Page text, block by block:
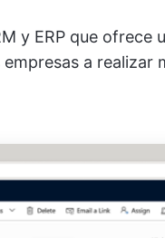
y ERP que ofrece
a realizar